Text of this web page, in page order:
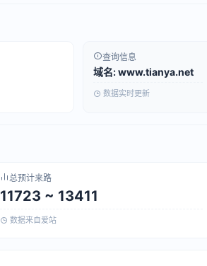
查询信息
域名: www.tianya.net
数据实时更新
总预计来路
11723 ~ 13411
数据来自爱站